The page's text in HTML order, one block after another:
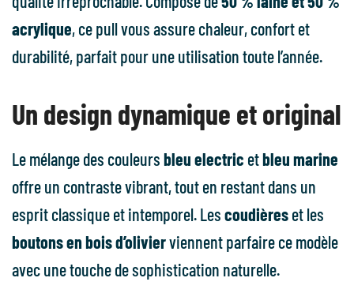
acrylique, ce pull vous assure chaleur, confort et
durabilité, parfait pour une utilisation toute l’année.
Un design dynamique et original
Le mélange des couleursbleu electric etbleu marine
offre un contraste vibrant, tout en restant dans un
esprit classique et intemporel. Lescoudièreset les
boutons en bois d’olivierviennent parfaire ce modèle
avec une touche de sophistication naturelle.